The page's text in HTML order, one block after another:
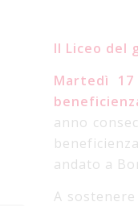
Il Liceo del
Martedì
anno
andato a
A